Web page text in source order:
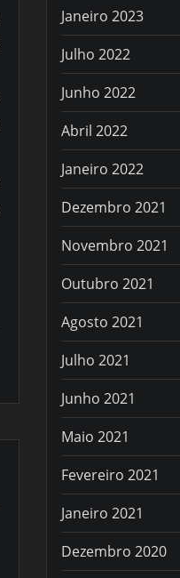
Janeiro 2023
Julho 2022
Junho 2022
Abril 2022
Janeiro 2022
Dezembro 2021
Novembro 2021
Outubro 2021
Agosto 2021
Julho 2021
Junho 2021
Maio 2021
Fevereiro 2021
Janeiro 2021
Dezembro 2020